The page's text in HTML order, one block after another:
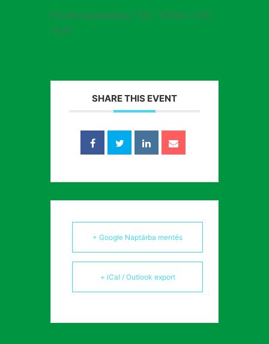
Pénztár nyitvatartása: 7:30 – 9:00 és 12:30-
16:00
SHARE THIS EVENT
+ Google Naptárba mentés
+ iCal / Outlook export